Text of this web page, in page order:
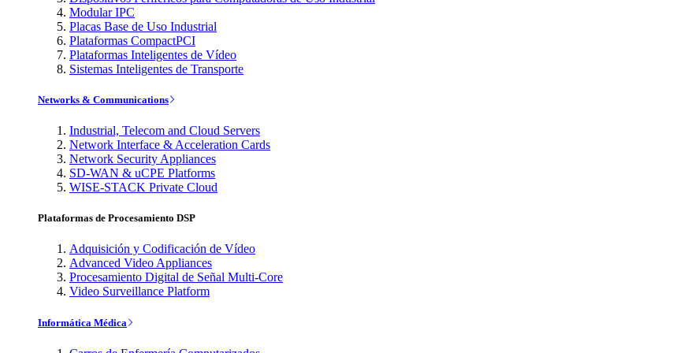
Modular IPC
Placas Base de Uso Industrial
Plataformas CompactPCI
Plataformas Inteligentes de Vídeo
Sistemas Inteligentes de Transporte
Networks & Communications
Industrial, Telecom and Cloud Servers
Network Interface & Acceleration Cards
Network Security Appliances
SD-WAN & uCPE Platforms
WISE-STACK Private Cloud
Plataformas de Procesamiento DSP
Adquisición y Codificación de Vídeo
Advanced Video Appliances
Procesamiento Digital de Señal Multi-Core
Video Surveillance Platform
Informática Médica